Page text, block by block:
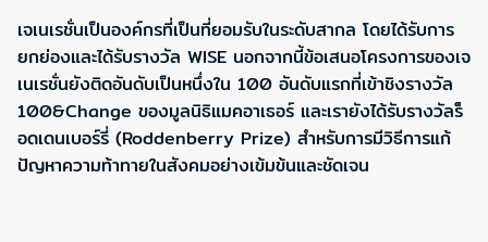
เจเนเรชั่นเป็นองค์กรที่เป็นที่ยอมรับในระดับสากล โดยได้รับการ
ยกย่องและได้รับรางวัล WISE นอกจากนี้ข้อเสนอโครงการของเจ
เนเรชั่นยังติดอันดับเป็นหนึ่งใน 100 อันดับแรกที่เข้าชิงรางวัล
100&Change ของมูลนิธิแมคอาเธอร์ และเรายังได้รับรางวัลร็
อดเดนเบอร์รี่ (Roddenberry Prize) สำหรับการมีวิธีการแก้
ปัญหาความท้าทายในสังคมอย่างเข้มข้นและชัดเจน